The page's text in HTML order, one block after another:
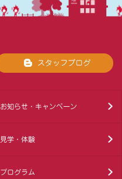
スタッフブログ
お知らせ・キャンペーン
見学・体験
プログラム